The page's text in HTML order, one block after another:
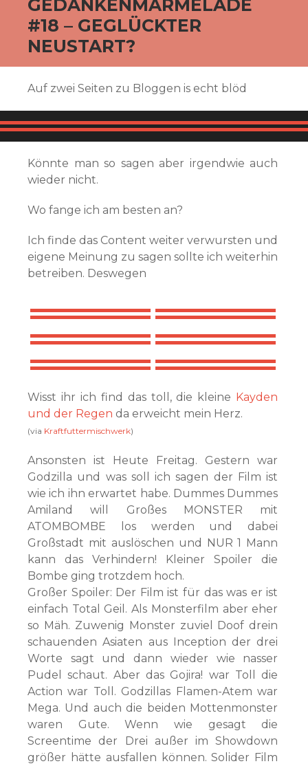
GEDANKENMARMELADE
#18 – GEGLÜCKTER
NEUSTART?
Auf zwei Seiten zu Bloggen is echt blöd
Könnte man so sagen aber irgendwie auch
wieder nicht.
Wo fange ich am besten an?
Ich finde das Content weiter verwursten und
eigene Meinung zu sagen sollte ich weiterhin
betreiben. Deswegen
Wisst ihr ich find das toll, die kleine Kayden
und der Regen da erweicht mein Herz.
(via Kraftfuttermischwerk)
Ansonsten ist Heute Freitag. Gestern war
Godzilla und was soll ich sagen der Film ist
wie ich ihn erwartet habe. Dummes Dummes
Amiland will Großes MONSTER mit
ATOMBOMBE los werden und dabei
Großstadt mit auslöschen und NUR 1 Mann
kann das Verhindern! Kleiner Spoiler die
Bombe ging trotzdem hoch.
Großer Spoiler: Der Film ist für das was er ist
einfach Total Geil. Als Monsterfilm aber eher
so Mäh. Zuwenig Monster zuviel Doof drein
schauenden Asiaten aus Inception der drei
Worte sagt und dann wieder wie nasser
Pudel schaut. Aber das Gojira! war Toll die
Action war Toll. Godzillas Flamen-Atem war
Mega. Und auch die beiden Mottenmonster
waren Gute. Wenn wie gesagt die
Screentime der Drei außer im Showdown
größer hätte ausfallen können. Solider Film